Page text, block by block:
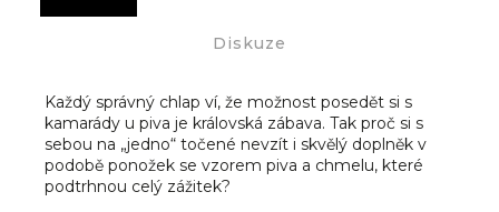
Diskuze
Každý správný chlap ví, že možnost posedět si s
kamarády u piva je královská zábava. Tak proč si s
sebou na „jedno“ točené nevzít i skvělý doplněk v
podobě ponožek se vzorem piva a chmelu, které
podtrhnou celý zážitek?